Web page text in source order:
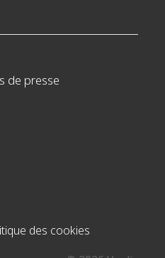
de presse
des cookies